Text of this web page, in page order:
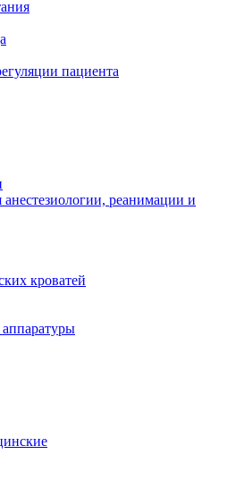
пациента
реанимации и
кроватей